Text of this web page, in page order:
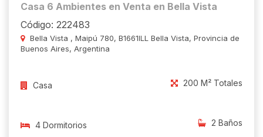
Casa 6 Ambientes en Venta en Bella Vista
Código: 222483
Bella Vista , Maipú 780, B1661ILL Bella Vista, Provincia de
Buenos Aires, Argentina
Casa 200 M² Totales
4 Dormitorios 2 Baños